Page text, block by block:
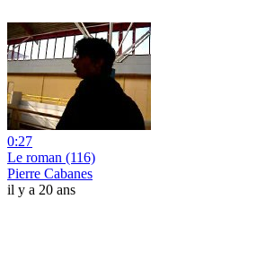
0:27
Le roman (116)
Pierre Cabanes
il y a 20 ans